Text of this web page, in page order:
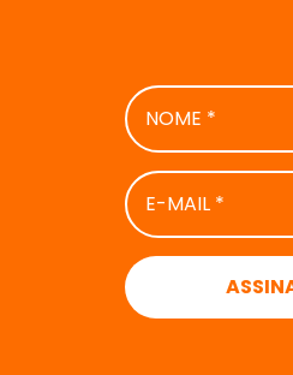
NOME
*
E-
MAIL
*